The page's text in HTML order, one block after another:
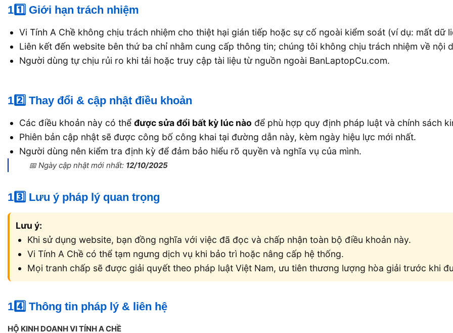
11️⃣ Giới hạn trách nhiệm
Vi Tính A Chề không chịu trách nhiệm cho thiệt hại gián tiếp hoặc sự cố ngoài kiểm soát (ví dụ: mất dữ
Liên kết đến website bên thứ ba chỉ nhằm cung cấp thông tin; chúng tôi không chịu trách nhiệm về nội
Người dùng tự chịu rủi ro khi tải hoặc truy cập tài liệu từ nguồn ngoài BanLaptopCu.com.
12️⃣ Thay đổi & cập nhật điều khoản
Các điều khoản này có thể được sửa đổi bất kỳ lúc nào để phù hợp quy định pháp luật và chính sách
Phiên bản cập nhật sẽ được công bố công khai tại đường dẫn này, kèm ngày hiệu lực mới nhất.
Người dùng nên kiểm tra định kỳ để đảm bảo hiểu rõ quyền và nghĩa vụ của mình.
📅 Ngày cập nhật mới nhất: 12/10/2025
13️⃣ Lưu ý pháp lý quan trọng
Lưu ý:
Khi sử dụng website, bạn đồng nghĩa với việc đã đọc và chấp nhận toàn bộ điều khoản này.
Vi Tính A Chề có thể tạm ngưng dịch vụ khi bảo trì hoặc nâng cấp hệ thống.
Mọi tranh chấp sẽ được giải quyết theo pháp luật Việt Nam, ưu tiên thương lượng hòa giải trước khi
14️⃣ Thông tin pháp lý & liên hệ
HỘ KINH DOANH VI TÍNH A CHỀ